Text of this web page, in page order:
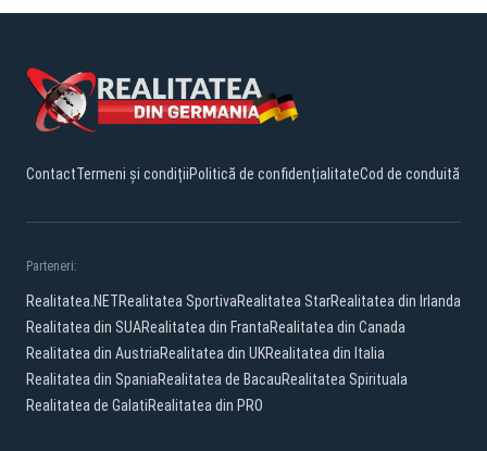
ContactTermeni și condițiiPolitică de confidențialitateCod de conduită
Parteneri:
Realitatea.NETRealitatea SportivaRealitatea StarRealitatea din Irlanda
Realitatea din SUARealitatea din FrantaRealitatea din Canada
Realitatea din AustriaRealitatea din UKRealitatea din Italia
Realitatea din SpaniaRealitatea de BacauRealitatea Spirituala
Realitatea de GalatiRealitatea din PRO